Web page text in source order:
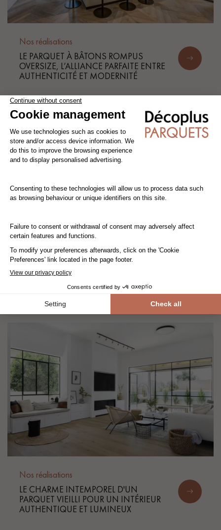
Nos réalisations
LE PARQUET À BÂTONS ROMPUS
OVERSIZE, L’ALLIANCE PARFAITE ENTRE
AUTHENTICITÉ ET MODERNITÉ
Nos réalisations
LE PARQUET FONCÉ, L’ATOUT D’UNE
AMBIANCE COSY SO BRITISH
Nos réalisations
LE CHARME INTEMPOREL D'UN
PARQUET VIEILLI POUR UN INTÉRIEUR
AUTHENTIQUE ET LUMINEUX